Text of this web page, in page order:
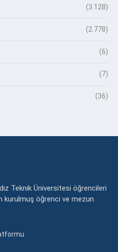
(3.128)
(2.778)
(6)
(7)
(36)
Teknik Üniversitesi öğrencileri
kurulmuş öğrenci ve mezun